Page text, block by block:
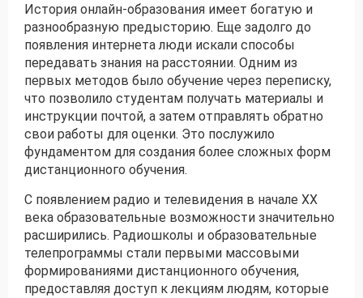
История онлайн-образования имеет богатую и
разнообразную предысторию. Еще задолго до
появления интернета люди искали способы
передавать знания на расстоянии. Одним из
первых методов было обучение через переписку,
что позволило студентам получать материалы и
инструкции почтой, а затем отправлять обратно
свои работы для оценки. Это послужило
фундаментом для создания более сложных форм
дистанционного обучения.
С появлением радио и телевидения в начале XX
века образовательные возможности значительно
расширились. Радиошколы и образовательные
телепрограммы стали первыми массовыми
формированиями дистанционного обучения,
предоставляя доступ к лекциям людям, которые